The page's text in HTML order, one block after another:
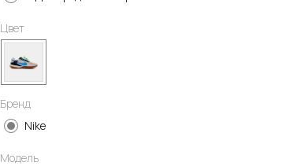
Цвет
Бренд
Nike
Модель